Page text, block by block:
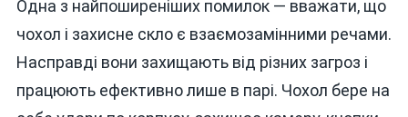
Одна з найпоширеніших помилок — вважати, що
чохол і захисне скло є взаємозамінними речами.
Насправді вони захищають від різних загроз і
працюють ефективно лише в парі. Чохол бере на